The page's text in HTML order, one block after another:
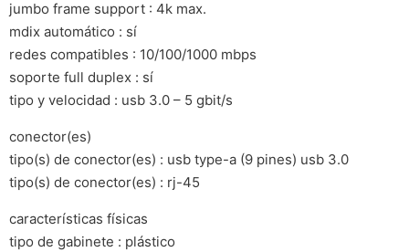
jumbo frame support : 4k max.
mdix automático : sí
redes compatibles : 10/100/1000 mbps
soporte full duplex : sí
tipo y velocidad : usb 3.0 – 5 gbit/s
conector(es)
tipo(s) de conector(es) : usb type-a (9 pines) usb 3.0
tipo(s) de conector(es) : rj-45
características físicas
tipo de gabinete : plástico